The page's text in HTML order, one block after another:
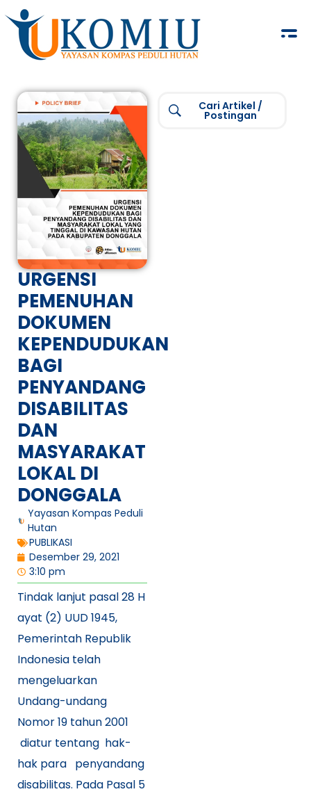
URGENSI
PEMENUHAN
DOKUMEN
KEPENDUDUKAN
BAGI
PENYANDANG
DISABILITAS
DAN
MASYARAKAT
LOKAL DI
DONGGALA
Yayasan Kompas Peduli
Hutan
PUBLIKASI
Desember 29, 2021
3:10 pm
Tindak lanjut pasal 28 H
ayat (2) UUD 1945,
Pemerintah Republik
Indonesia telah
mengeluarkan
Undang-undang
Nomor 19 tahun 2001
diatur tentang hak-
hak para penyandang
disabilitas. Pada Pasal 5
Cari Artikel /
Postingan